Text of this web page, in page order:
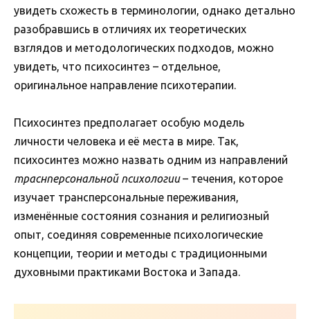
увидеть схожесть в терминологии, однако детально
разобравшись в отличиях их теоретических
взглядов и методологических подходов, можно
увидеть, что психосинтез – отдельное,
оригинальное направление психотерапии.
Психосинтез предполагает особую модель
личности человека и её места в мире. Так,
психосинтез можно назвать одним из направлений
траснперсональной психологии– течения, которое
изучает трансперсональные переживания,
изменённые состояния сознания и религиозный
опыт, соединяя современные психологические
концепции, теории и методы с традиционными
духовными практиками Востока и Запада.